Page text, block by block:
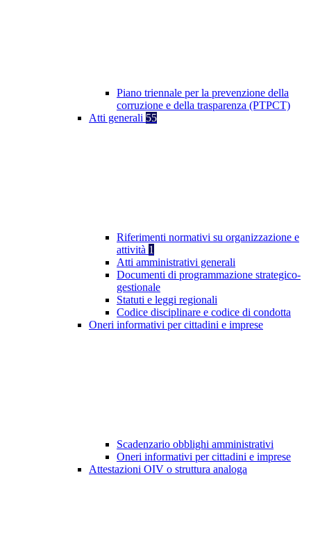
Piano triennale per la prevenzione della
corruzione e della trasparenza (PTPCT)
Atti generali 55
Riferimenti normativi su organizzazione e
attività 1
Atti amministrativi generali
Documenti di programmazione strategico-
gestionale
Statuti e leggi regionali
Codice disciplinare e codice di condotta
Oneri informativi per cittadini e imprese
Scadenzario obblighi amministrativi
Oneri informativi per cittadini e imprese
Attestazioni OIV o struttura analoga